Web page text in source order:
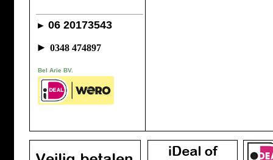
► 06 20173543
► 0348 474897
Bel Arie BV.